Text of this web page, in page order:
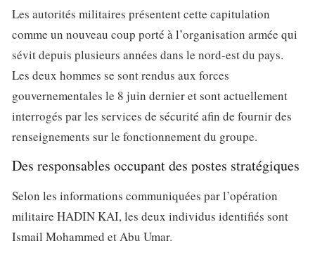
Les autorités militaires présentent cette capitulation
comme un nouveau coup porté à l’organisation armée qui
sévit depuis plusieurs années dans le nord-est du pays.
Les deux hommes se sont rendus aux forces
gouvernementales le 8 juin dernier et sont actuellement
interrogés par les services de sécurité afin de fournir des
renseignements sur le fonctionnement du groupe.
Des responsables occupant des postes stratégiques
Selon les informations communiquées par l’opération
militaire HADIN KAI, les deux individus identifiés sont
Ismail Mohammed et Abu Umar.